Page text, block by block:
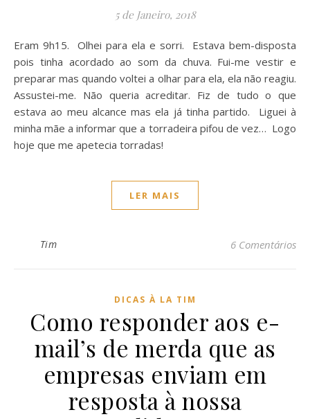
5 de Janeiro, 2018
Eram 9h15. Olhei para ela e sorri. Estava bem-disposta
pois tinha acordado ao som da chuva. Fui-me vestir e
preparar mas quando voltei a olhar para ela, ela não reagiu.
Assustei-me. Não queria acreditar. Fiz de tudo o que
estava ao meu alcance mas ela já tinha partido. Liguei à
minha mãe a informar que a torradeira pifou de vez… Logo
hoje que me apetecia torradas!
LER MAIS
Tim 6 Comentários
DICAS À LA TIM
Como responder aos e-
mail’s de merda que as
empresas enviam em
resposta à nossa